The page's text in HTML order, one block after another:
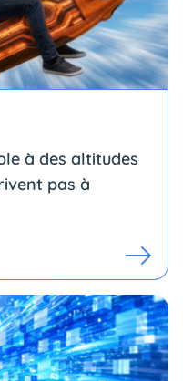
à des altitudes
pas à